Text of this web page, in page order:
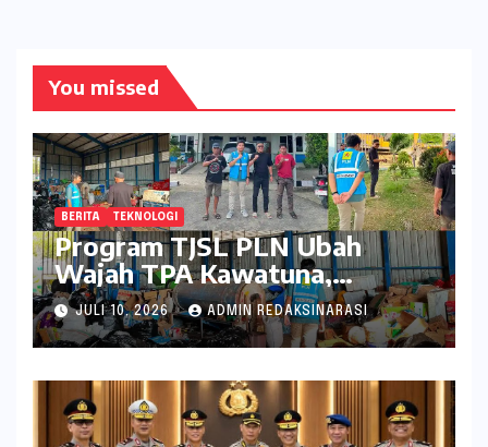
You missed
BERITA TEKNOLOGI
Program TJSL PLN Ubah
Wajah TPA Kawatuna,
Sampah Kini Bernilai Ekonomi
dan Lingkungan
JULI 10, 2026 ADMIN REDAKSINARASI